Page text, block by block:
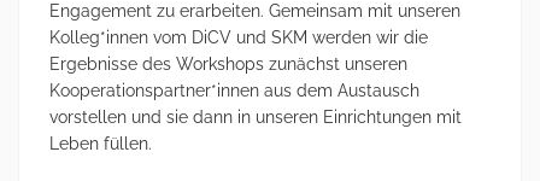
Engagement zu erarbeiten. Gemeinsam mit unseren
Kolleg*innen vom DiCV und SKM werden wir die
Ergebnisse des Workshops zunächst unseren
Kooperationspartner*innen aus dem Austausch
vorstellen und sie dann in unseren Einrichtungen mit
Leben füllen.